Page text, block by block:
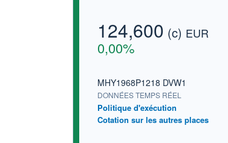
124,600 (c) EUR
0,00%
MHY1968P1218 DVW1
DONNÉES TEMPS RÉEL
Politique d'exécution
Cotation sur les autres places